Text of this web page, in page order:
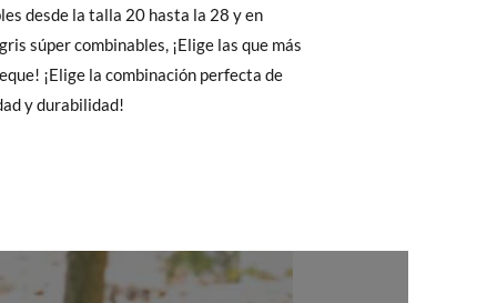
desde la talla 20 hasta la 28 y en
súper combinables, ¡Elige las que más
¡Elige la combinación perfecta de
y durabilidad!
de enviarte un mensajero para que te